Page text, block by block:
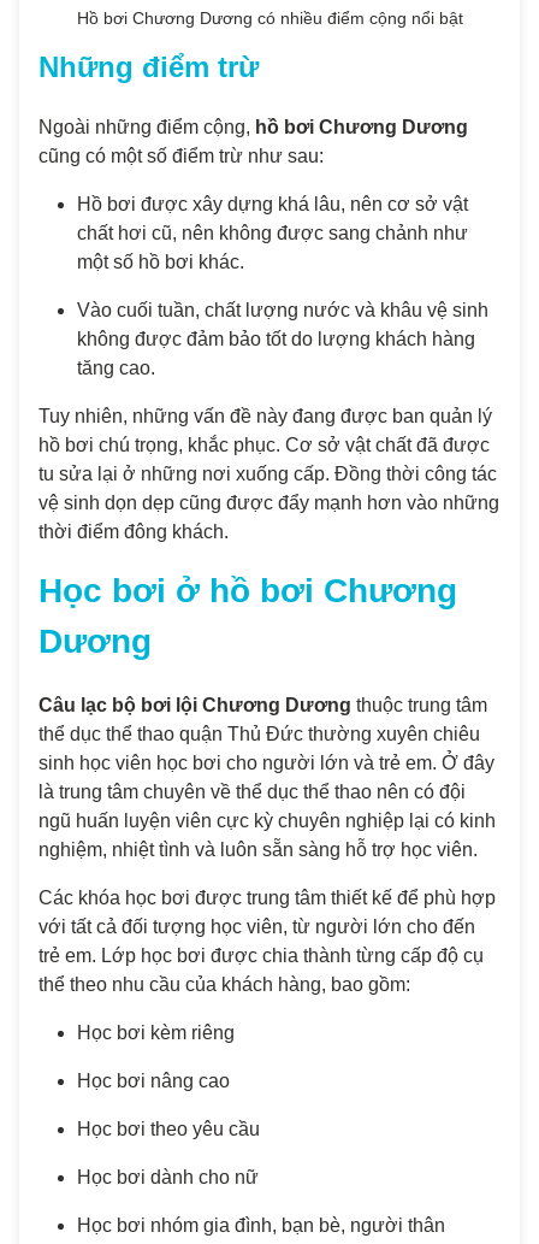
Hồ bơi Chương Dương có nhiều điểm cộng nổi bật
Những điểm trừ
Ngoài những điểm cộng, hồ bơi Chương Dương
cũng có một số điểm trừ như sau:
Hồ bơi được xây dựng khá lâu, nên cơ sở vật
chất hơi cũ, nên không được sang chảnh như
một số hồ bơi khác.
Vào cuối tuần, chất lượng nước và khâu vệ sinh
không được đảm bảo tốt do lượng khách hàng
tăng cao.
Tuy nhiên, những vấn đề này đang được ban quản lý
hồ bơi chú trọng, khắc phục. Cơ sở vật chất đã được
tu sửa lại ở những nơi xuống cấp. Đồng thời công tác
vệ sinh dọn dẹp cũng được đẩy mạnh hơn vào những
thời điểm đông khách.
Học bơi ở hồ bơi Chương
Dương
Câu lạc bộ bơi lội Chương Dương thuộc trung tâm
thể dục thể thao quận Thủ Đức thường xuyên chiêu
sinh học viên học bơi cho người lớn và trẻ em. Ở đây
là trung tâm chuyên về thể dục thể thao nên có đội
ngũ huấn luyện viên cực kỳ chuyên nghiệp lại có kinh
nghiệm, nhiệt tình và luôn sẵn sàng hỗ trợ học viên.
Các khóa học bơi được trung tâm thiết kế để phù hợp
với tất cả đối tượng học viên, từ người lớn cho đến
trẻ em. Lớp học bơi được chia thành từng cấp độ cụ
thể theo nhu cầu của khách hàng, bao gồm:
Học bơi kèm riêng
Học bơi nâng cao
Học bơi theo yêu cầu
Học bơi dành cho nữ
Học bơi nhóm gia đình, bạn bè, người thân